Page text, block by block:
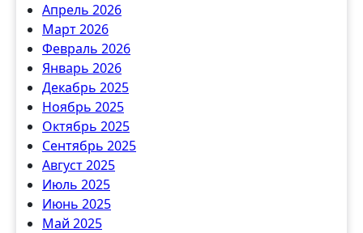
Апрель 2026
Март 2026
Февраль 2026
Январь 2026
Декабрь 2025
Ноябрь 2025
Октябрь 2025
Сентябрь 2025
Август 2025
Июль 2025
Июнь 2025
Май 2025